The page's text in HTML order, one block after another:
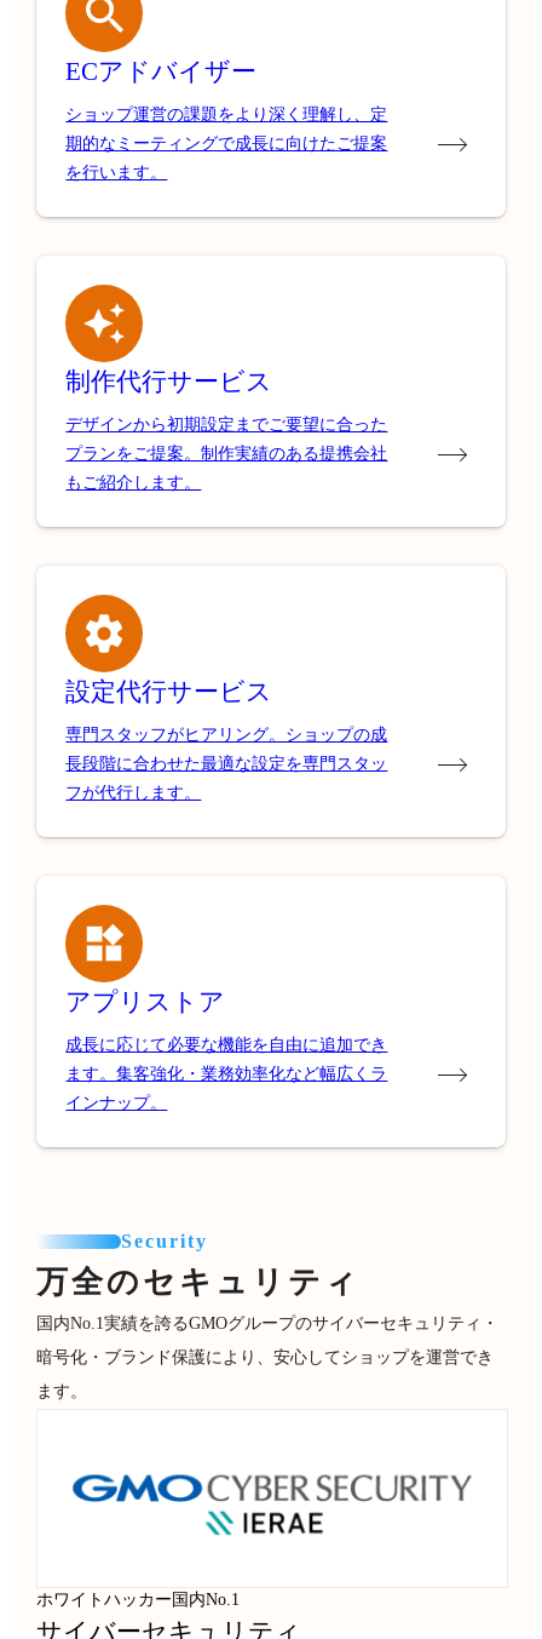
ECアドバイザー
ショップ運営の課題をより深く理解し、定
期的なミーティングで成長に向けたご提案
を行います。
制作代行サービス
デザインから初期設定までご要望に合った
プランをご提案。制作実績のある提携会社
もご紹介します。
設定代行サービス
専門スタッフがヒアリング。ショップの成
長段階に合わせた最適な設定を専門スタッ
フが代行します。
アプリストア
成長に応じて必要な機能を自由に追加でき
ます。集客強化・業務効率化など幅広くラ
インナップ。
Security
万全のセキュリティ
国内No.1実績を誇るGMOグループのサイバーセキュリティ・
暗号化・ブランド保護により、安心してショップを運営でき
ます。
ホワイトハッカー国内No.1
サイバーセキュリティ